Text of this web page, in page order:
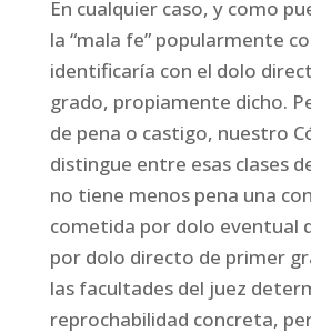
En cualquier caso, y como
la “mala fe” popularmente
identificaría con el dolo
grado, propiamente dicho.
de pena o castigo, nuestro
distingue entre esas clases
no tiene menos pena una
cometida por dolo eventual
por dolo directo de primer
las facultades del juez
reprochabilidad concreta,